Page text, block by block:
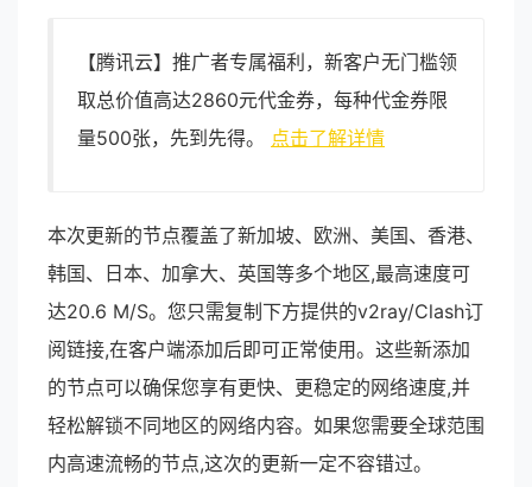
【腾讯云】推广者专属福利，新客户无门槛领
取总价值高达2860元代金券，每种代金券限
量500张，先到先得。 点击了解详情
本次更新的节点覆盖了新加坡、欧洲、美国、香港、
韩国、日本、加拿大、英国等多个地区,最高速度可
达20.6 M/S。您只需复制下方提供的v2ray/Clash订
阅链接,在客户端添加后即可正常使用。这些新添加
的节点可以确保您享有更快、更稳定的网络速度,并
轻松解锁不同地区的网络内容。如果您需要全球范围
内高速流畅的节点,这次的更新一定不容错过。